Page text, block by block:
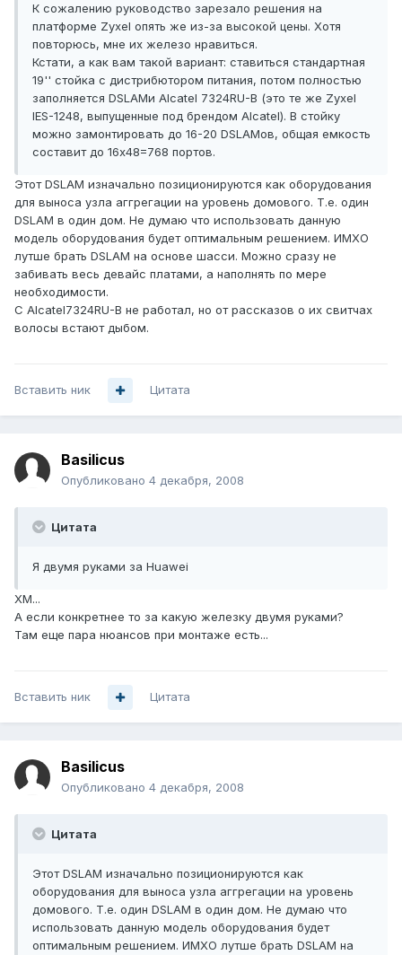
К сожалению руководство зарезало решения на
платформе Zyxel опять же из-за высокой цены. Хотя
повторюсь, мне их железо нравиться.
Кстати, а как вам такой вариант: ставиться стандартная
19'' стойка с дистрибютором питания, потом полностью
заполняется DSLAMи Alcatel 7324RU-B (это те же Zyxel
IES-1248, выпущенные под брендом Alcatel). В стойку
можно замонтировать до 16-20 DSLAMов, общая емкость
составит до 16х48=768 портов.
Этот DSLAM изначально позиционируются как оборудования
для выноса узла аггрегации на уровень домового. Т.е. один
DSLAM в один дом. Не думаю что использовать данную
модель оборудования будет оптимальным решением. ИМХО
лутше брать DSLAM на основе шасси. Можно сразу не
забивать весь девайс платами, а наполнять по мере
необходимости.
С Alcatel7324RU-B не работал, но от рассказов о их свитчах
волосы встают дыбом.
Вставить ник Цитата
Basilicus
Опубликовано 4 декабря, 2008
Цитата
Я двумя руками за Huawei
ХМ...
А если конкретнее то за какую железку двумя руками?
Там еще пара нюансов при монтаже есть...
Вставить ник Цитата
Basilicus
Опубликовано 4 декабря, 2008
Цитата
Этот DSLAM изначально позиционируются как
оборудования для выноса узла аггрегации на уровень
домового. Т.е. один DSLAM в один дом. Не думаю что
использовать данную модель оборудования будет
оптимальным решением. ИМХО лутше брать DSLAM на